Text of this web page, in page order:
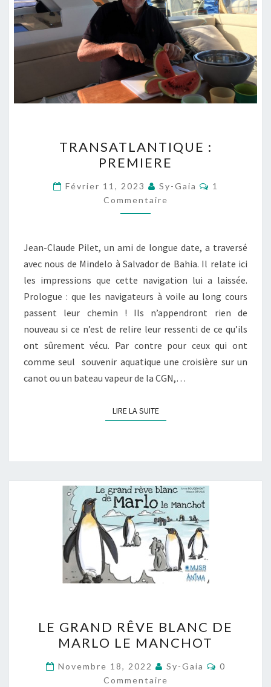
PREMIERE
TRANSATLANTIQUE :
PREMIERE
Février 11, 2023 Sy-Gaia
1
Commentaire
Jean-Claude Pilet, un ami de longue date, a traversé
avec nous de Mindelo à Salvador de Bahia. Il relate ici
les impressions que cette navigation lui a laissée.
Prologue : que les navigateurs à voile au long cours
passent leur chemin ! Ils n’appendront rien de
nouveau si ce n’est de relire leur ressenti de ce qu’ils
ont sûrement vécu. Par contre pour ceux qui ont
comme seul souvenir aquatique une croisière sur un
canot ou un bateau vapeur de la CGN,…
LIRE LA SUITELIRE LA SUITE
GRAND
RÊVE
BLANC
DE
LE GRAND RÊVE BLANC DE
MARLO LE MANCHOT
Novembre 18, 2022 Sy-Gaia
0
Commentaire